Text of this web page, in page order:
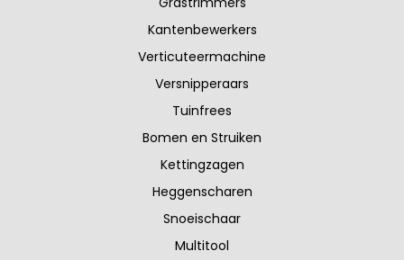
Kantenbewerkers
Verticuteermachine
Versnipperaars
Tuinfrees
Bomen en Struiken
Kettingzagen
Heggenscharen
Snoeischaar
Multitool